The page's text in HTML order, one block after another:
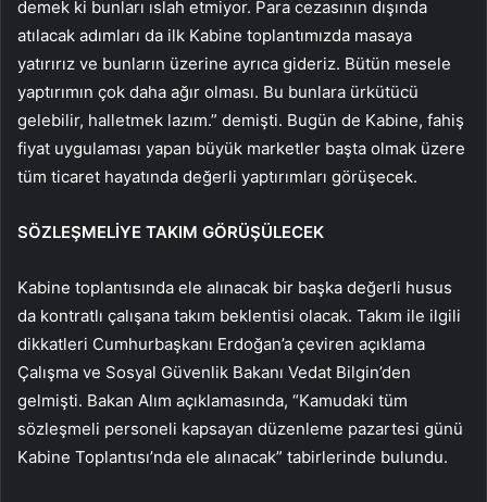
demek ki bunları ıslah etmiyor. Para cezasının dışında
atılacak adımları da ilk Kabine toplantımızda masaya
yatırırız ve bunların üzerine ayrıca gideriz. Bütün mesele
yaptırımın çok daha ağır olması. Bu bunlara ürkütücü
gelebilir, halletmek lazım.” demişti. Bugün de Kabine, fahiş
fiyat uygulaması yapan büyük marketler başta olmak üzere
tüm ticaret hayatında değerli yaptırımları görüşecek.
SÖZLEŞMELİYE TAKIM GÖRÜŞÜLECEK
Kabine toplantısında ele alınacak bir başka değerli husus
da kontratlı çalışana takım beklentisi olacak. Takım ile ilgili
dikkatleri Cumhurbaşkanı Erdoğan’a çeviren açıklama
Çalışma ve Sosyal Güvenlik Bakanı Vedat Bilgin’den
gelmişti. Bakan Alım açıklamasında, “Kamudaki tüm
sözleşmeli personeli kapsayan düzenleme pazartesi günü
Kabine Toplantısı’nda ele alınacak” tabirlerinde bulundu.